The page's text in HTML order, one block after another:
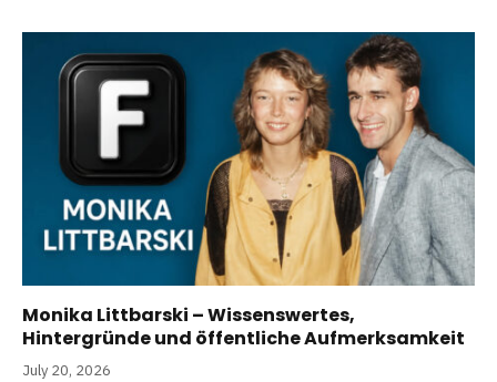
Monika Littbarski – Wissenswertes,
Hintergründe und öffentliche Aufmerksamkeit
July 20, 2026